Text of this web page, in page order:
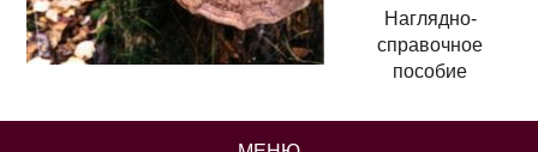
Наглядно-
справочное
пособие